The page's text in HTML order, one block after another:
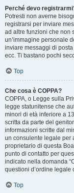
Perché devo
Potresti non averne
registrarsi per inviare
ad altre funzioni che non
un’immagine personale
inviare messaggi di
ecc. Ti bastano pochi
Top
Che cosa è COPPA?
COPPA, o Legge sulla
legge statunitense che
minori di età inferiore a
scritta da parte del
informazioni scritte dal
un consulente legale per
proprietario di questa
punto di contatto per
indicato nella domanda
questioni d’ordine legale
Top